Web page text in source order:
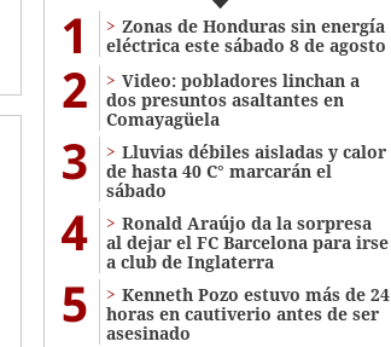
1
Zonas de Honduras sin energía
eléctrica este sábado 8 de agosto
2
Video: pobladores linchan a
dos presuntos asaltantes en
Comayagüela
3
Lluvias débiles aisladas y calor
de hasta 40 C° marcarán el
sábado
4
Ronald Araújo da la sorpresa
al dejar el FC Barcelona para irse
a club de Inglaterra
5
Kenneth Pozo estuvo más de 24
horas en cautiverio antes de ser
asesinado